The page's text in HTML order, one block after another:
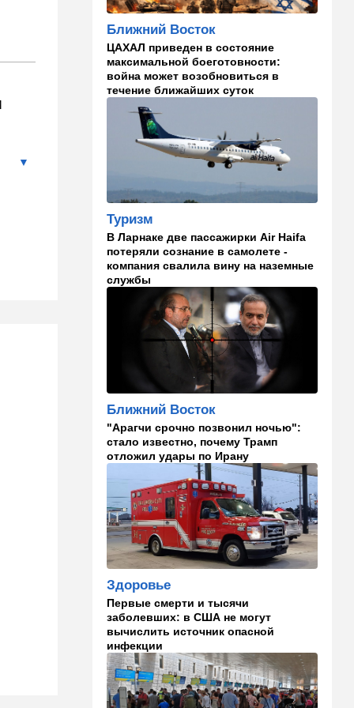
палестинскими строят
"новую модель ООН"
14:55 Израиль
В Израиле опасаются атак
дронов изнутри страны
В мире
WSJ: загнанный в угол Путин
может испытать НАТО на
14:10 В мире
Заложники Сеуты: почему
марокканские подростки не
могут вернуться домой
14:09 Мнения
Несколько минут между
воем сирены и ударом
В мире
Полное затмение — не для
Израиля: куда ехать за
12:40 В мире
Этна разбушевалась:
Сицилия закрыла один из
аэропортов. ВИДЕО
12:30 В мире
Российский след? В
Германии предотвратили
покушение на
производителя дронов для
Украины
11:45 Израиль
Террорист "Нухбы",
участвовавший в резне 7
октября, работал в Газе
водителем грузовика
гумпомощи
Ближний Восток
ЦАХАЛ приведен в состояние
максимальной боеготовности:
война может возобновиться в
течение ближайших суток
Туризм
В Ларнаке две пассажирки Air Haifa
потеряли сознание в самолете -
компания свалила вину на наземные
службы
Ближний Восток
"Арагчи срочно позвонил ночью":
стало известно, почему Трамп
отложил удары по Ирану
Здоровье
Первые смерти и тысячи
заболевших: в США не могут
вычислить источник опасной
инфекции